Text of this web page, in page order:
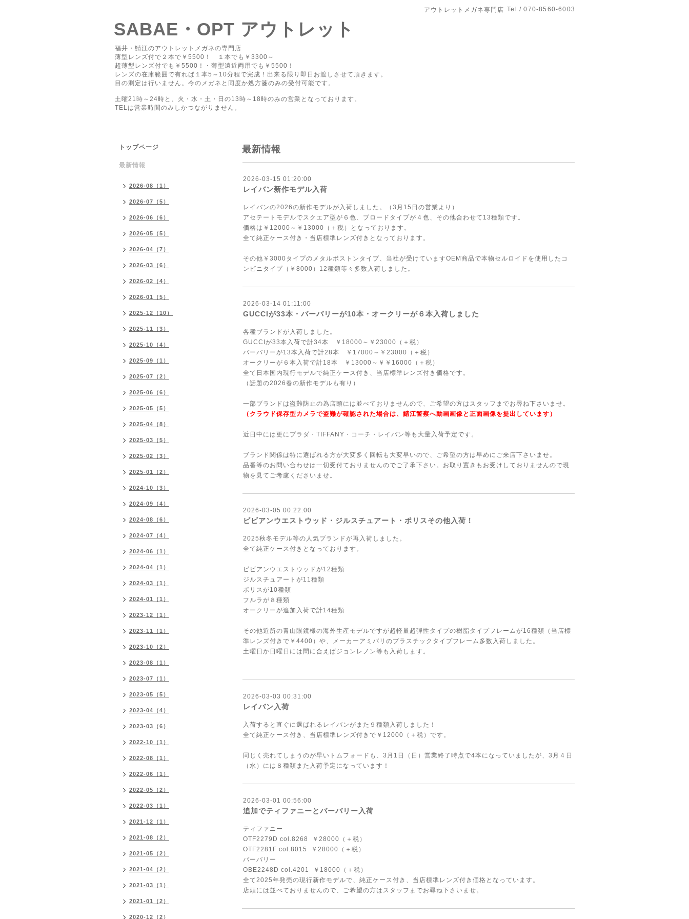
アウトレットメガネ専門店 Tel / 070-8560-6003
SABAE・OPT アウトレット
福井・鯖江のアウトレットメガネの専門店
薄型レンズ付で２本で￥5500！ １本でも￥3300～
超薄型レンズ付でも￥5500！・薄型遠近両用でも￥5500！
レンズの在庫範囲で有れば１本5～10分程で完成！出来る限り即日お渡しさせて頂きます。
目の測定は行いません。今のメガネと同度か処方箋のみの受付可能です。
土曜21時～24時と、火・水・土・日の13時～18時のみの営業となっております。
TELは営業時間のみしかつながりません。
最新情報
2026-03-15 01:20:00
レイバン新作モデル入荷
レイバンの2026の新作モデルが入荷しました。（3月15日の営業より）
アセテートモデルでスクエア型が６色、ブロードタイプが４色、その他合わせて13種類です。
価格は￥12000～￥13000（＋税）となっております。
全て純正ケース付き・当店標準レンズ付きとなっております。
その他￥3000タイプのメタルボストンタイプ、当社が受けていますOEM商品で本物セルロイドを使用したコ
ンビニタイプ（￥8000）12種類等々多数入荷しました。
2026-03-14 01:11:00
GUCCIが33本・バーバリーが10本・オークリーが６本入荷しました
各種ブランドが入荷しました。
GUCCIが33本入荷で計34本 ￥18000～￥23000（＋税）
バーバリーが13本入荷で計28本 ￥17000～￥23000（＋税）
オークリーが６本入荷で計18本 ￥13000～￥￥16000（＋税）
全て日本国内現行モデルで純正ケース付き、当店標準レンズ付き価格です。
（話題の2026春の新作モデルも有り）
一部ブランドは盗難防止の為店頭には並べておりませんので、ご希望の方はスタッフまでお尋ね下さいませ。
（クラウド保存型カメラで盗難が確認された場合は、鯖江警察へ動画画像と正面画像を提出しています）
近日中には更にプラダ・TIFFANY・コーチ・レイバン等も大量入荷予定です。
ブランド関係は特に選ばれる方が大変多く回転も大変早いので、ご希望の方は早めにご来店下さいませ。
品番等のお問い合わせは一切受付ておりませんのでご了承下さい。お取り置きもお受けしておりませんので現
物を見てご考慮くださいませ。
2026-03-05 00:22:00
ビビアンウエストウッド・ジルスチュアート・ポリスその他入荷！
2025秋冬モデル等の人気ブランドが再入荷しました。
全て純正ケース付きとなっております。
ビビアンウエストウッドが12種類
ジルスチュアートが11種類
ポリスが10種類
フルラが８種類
オークリーが追加入荷で計14種類
その他近所の青山眼鏡様の海外生産モデルですが超軽量超弾性タイプの樹脂タイプフレームが16種類（当店標
準レンズ付きで￥4400）や、メーカーアミパリのプラスチックタイプフレーム多数入荷しました。
土曜日か日曜日には間に合えばジョンレノン等も入荷します。
2026-03-03 00:31:00
レイバン入荷
入荷すると直ぐに選ばれるレイバンがまた９種類入荷しました！
全て純正ケース付き、当店標準レンズ付きで￥12000（＋税）です。
同じく売れてしまうのが早いトムフォードも、3月1日（日）営業終了時点で4本になっていましたが、3月４日
（水）には８種類また入荷予定になっています！
2026-03-01 00:56:00
追加でティファニーとバーバリー入荷
ティファニー
OTF2279D col.8268 ￥28000（＋税）
OTF2281F col.8015 ￥28000（＋税）
バーバリー
OBE2248D col.4201 ￥18000（＋税）
全て2025年発売の現行新作モデルで、純正ケース付き、当店標準レンズ付き価格となっています。
店頭には並べておりませんので、ご希望の方はスタッフまでお尋ね下さいませ。
トップページ
最新情報
2026-08（1）
2026-07（5）
2026-06（6）
2026-05（5）
2026-04（7）
2026-03（6）
2026-02（4）
2026-01（5）
2025-12（10）
2025-11（3）
2025-10（4）
2025-09（1）
2025-07（2）
2025-06（6）
2025-05（5）
2025-04（8）
2025-03（5）
2025-02（3）
2025-01（2）
2024-10（3）
2024-09（4）
2024-08（6）
2024-07（4）
2024-06（1）
2024-04（1）
2024-03（1）
2024-01（1）
2023-12（1）
2023-11（1）
2023-10（2）
2023-08（1）
2023-07（1）
2023-05（5）
2023-04（4）
2023-03（6）
2022-10（1）
2022-08（1）
2022-06（1）
2022-05（2）
2022-03（1）
2021-12（1）
2021-08（2）
2021-05（2）
2021-04（2）
2021-03（1）
2021-01（2）
2020-12（2）